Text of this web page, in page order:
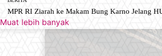
MPR RI Ziarah ke Makam Bung Karno Jelang
Muat lebih banyak